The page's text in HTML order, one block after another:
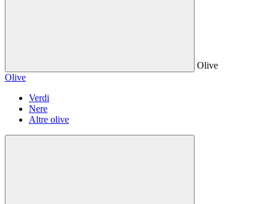
Olive
Olive
Verdi
Nere
Altre olive